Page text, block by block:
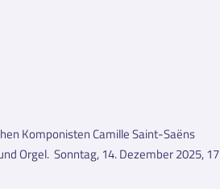
Komponisten Camille Saint-Saëns
Orgel. Sonntag, 14. Dezember 2025, 17